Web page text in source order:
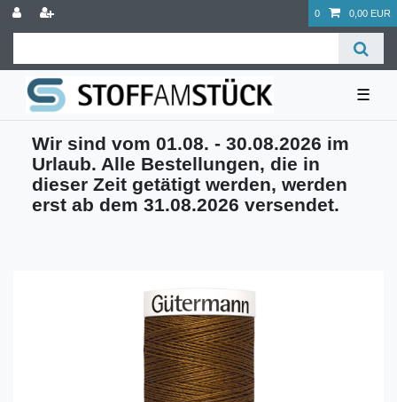
0 0,00 EUR
☰
Wir sind vom 01.08. - 30.08.2026 im
Urlaub. Alle Bestellungen, die in
dieser Zeit getätigt werden, werden
erst ab dem 31.08.2026 versendet.